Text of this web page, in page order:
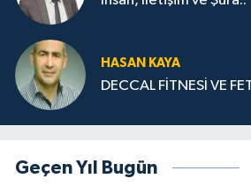
HASAN KAYA
DECCAL FİTNESİ VE
Geçen Yıl Bugün